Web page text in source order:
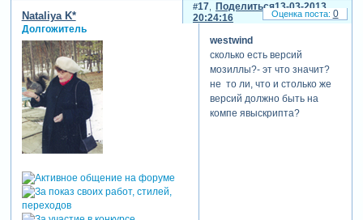
Поделиться
17
13-03-2013
20:24:16
Nataliya K*
Долгожитель
westwind
сколько есть версий
мозиллы?- эт что значит?
не то ли, что и столько же
версий должно быть на
компе явыскрипта?
0